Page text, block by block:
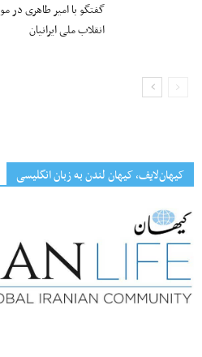
گفتگو با امیر طاهری در
انقلاب ملی ایرانیان
کیهان‌لایف، کیهان لندن به زبان انگلیسی